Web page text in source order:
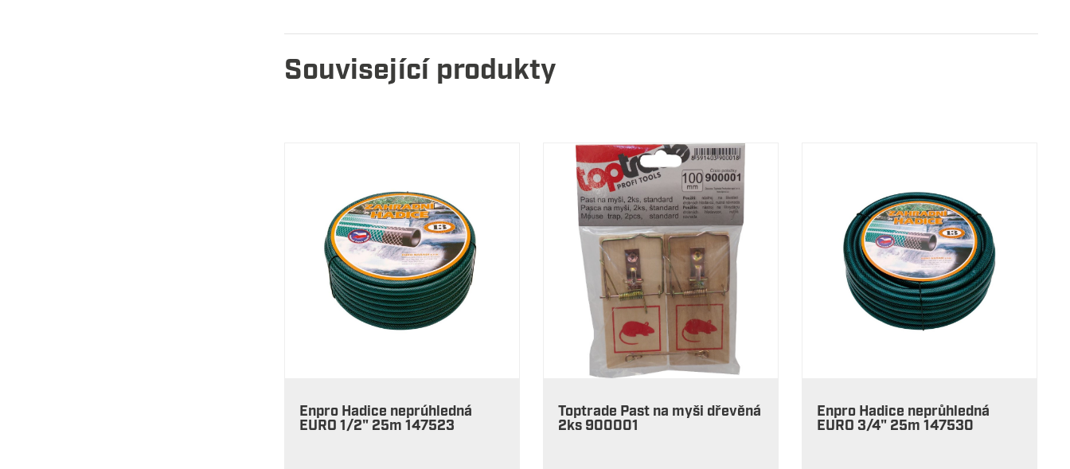
Související produkty
Enpro Hadice neprúhledná
EURO 1/2" 25m 147523
Toptrade Past na myši dřevěná
2ks 900001
Enpro Hadice neprůhledná
EURO 3/4" 25m 147530